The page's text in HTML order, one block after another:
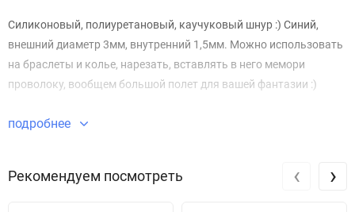
Силиконовый, полиуретановый, каучуковый шнур :) Синий,
внешний диаметр 3мм, внутренний 1,5мм. Можно использовать
на браслеты и колье, нарезать, вставлять в него мемори
проволоку, вообщем большой полет для вашей фантазии :)
подробнее
Рекомендуем посмотреть ‹ ›